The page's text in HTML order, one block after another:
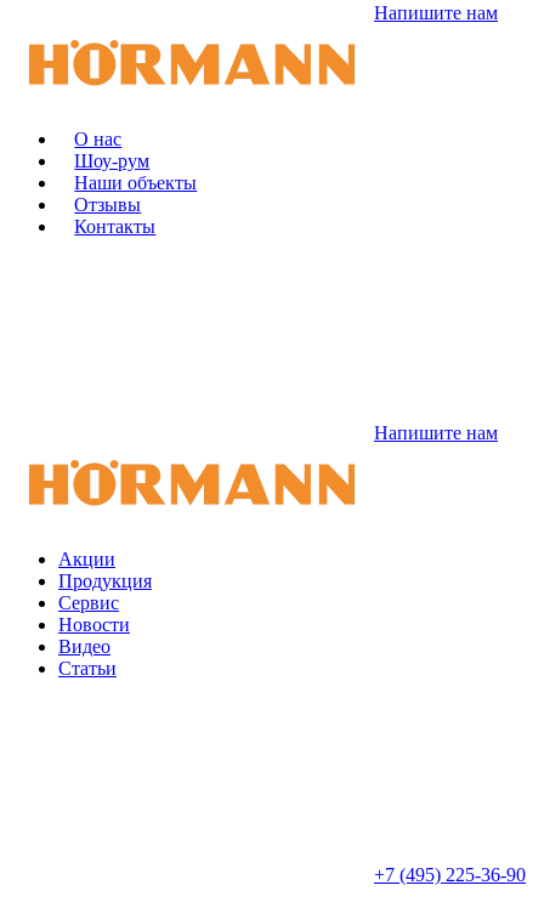
Напишите нам
О нас
Шоу-рум
Наши объекты
Отзывы
Контакты
Напишите нам
Акции
Продукция
Сервис
Новости
Видео
Статьи
+7 (495) 225-36-90